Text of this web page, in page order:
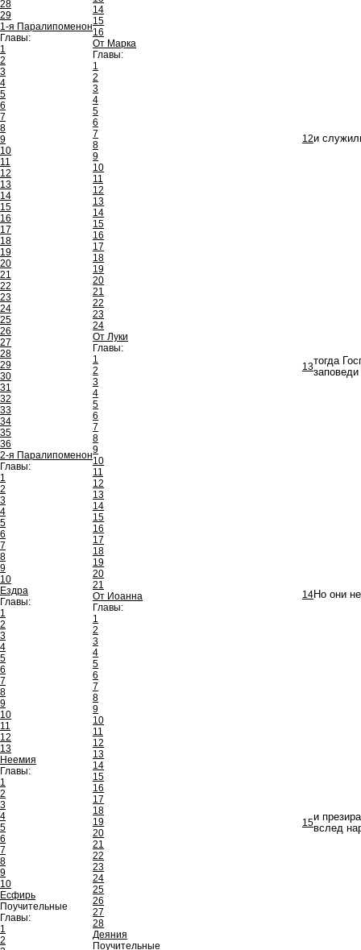
28
29
1-я Паралипоменон
Главы:
1
2
3
4
5
6
7
8
9
10
11
12
13
14
15
16
17
18
19
20
21
22
23
24
25
26
27
28
29
30
31
32
33
34
35
36
2-я Паралипоменон
Главы:
1
2
3
4
5
6
7
8
9
10
Ездра
Главы:
1
2
3
4
5
6
7
8
9
10
11
12
13
Неемия
Главы:
1
2
3
4
5
6
7
8
9
10
Есфирь
Поучительные
Главы:
1
2
14
15
16
От Марка
Главы:
1
2
3
4
5
6
7
8
9
10
11
12
13
14
15
16
17
18
19
20
21
22
23
24
От Луки
Главы:
1
2
3
4
5
6
7
8
9
10
11
12
13
14
15
16
17
18
19
20
21
От Иоанна
Главы:
1
2
3
4
5
6
7
8
9
10
11
12
13
14
15
16
17
18
19
20
21
22
23
24
25
26
27
28
Деяния
Поучительные
12и
13тогда
14Но они
15и
вслед